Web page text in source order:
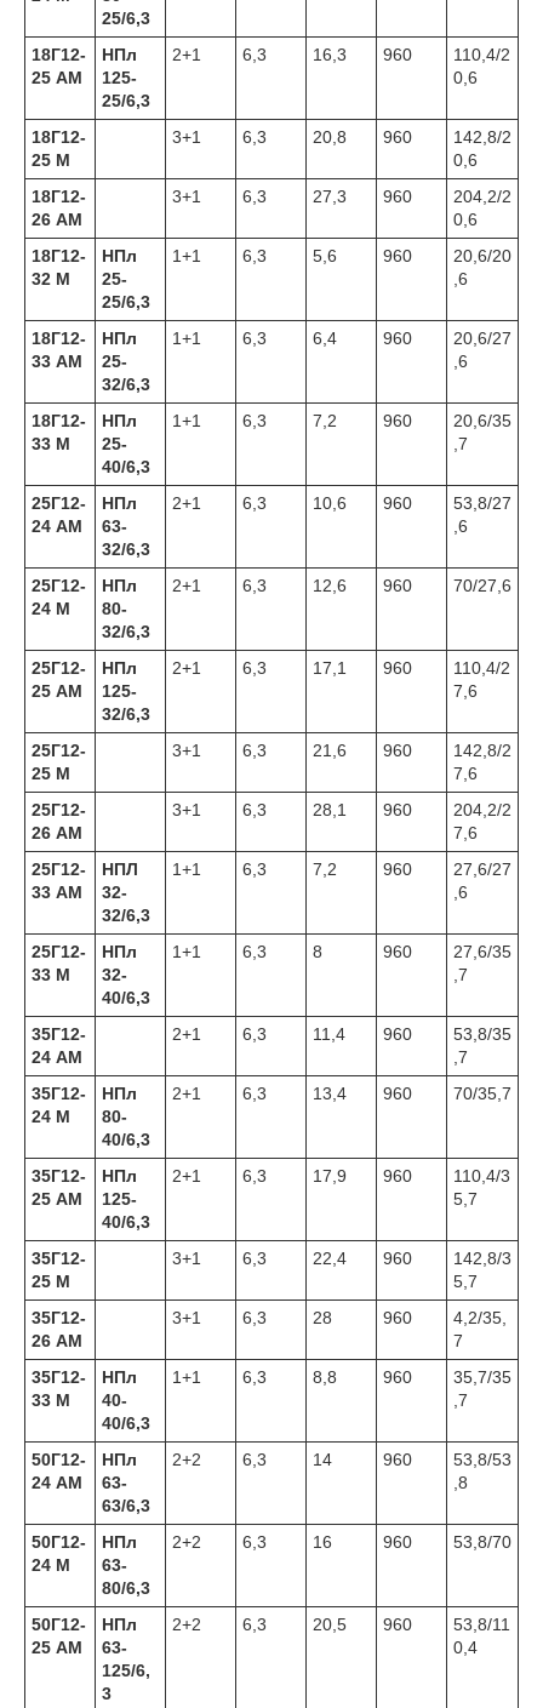
25/6,3
18Г12-
25 АМ
НПл
125-
25/6,3
2+1 6,3 16,3 960
110,4/2
0,6
18Г12-
25 М
3+1 6,3 20,8 960
142,8/2
0,6
18Г12-
26 АМ
3+1 6,3 27,3 960
204,2/2
0,6
18Г12-
32 М
НПл
25-
25/6,3
1+1 6,3 5,6 960
20,6/20
,6
18Г12-
33 АМ
НПл
25-
32/6,3
1+1 6,3 6,4 960
20,6/27
,6
18Г12-
33 М
НПл
25-
40/6,3
1+1 6,3 7,2 960
20,6/35
,7
25Г12-
24 АМ
НПл
63-
32/6,3
2+1 6,3 10,6 960
53,8/27
,6
25Г12-
24 М
НПл
80-
32/6,3
2+1 6,3 12,6 960 70/27,6
25Г12-
25 АМ
НПл
125-
32/6,3
2+1 6,3 17,1 960
110,4/2
7,6
25Г12-
25 М
3+1 6,3 21,6 960
142,8/2
7,6
25Г12-
26 АМ
3+1 6,3 28,1 960
204,2/2
7,6
25Г12-
33 АМ
НПЛ
32-
32/6,3
1+1 6,3 7,2 960
27,6/27
,6
25Г12-
33 М
НПл
32-
40/6,3
1+1 6,3 8 960
27,6/35
,7
35Г12-
24 АМ
2+1 6,3 11,4 960
53,8/35
,7
35Г12-
24 М
НПл
80-
40/6,3
2+1 6,3 13,4 960 70/35,7
35Г12-
25 АМ
НПл
125-
40/6,3
2+1 6,3 17,9 960
110,4/3
5,7
35Г12-
25 М
3+1 6,3 22,4 960
142,8/3
5,7
35Г12-
26 АМ
3+1 6,3 28 960
4,2/35,
7
35Г12-
33 М
НПл
40-
40/6,3
1+1 6,3 8,8 960
35,7/35
,7
50Г12-
24 АМ
НПл
63-
63/6,3
2+2 6,3 14 960
53,8/53
,8
50Г12-
24 М
НПл
63-
80/6,3
2+2 6,3 16 960 53,8/70
50Г12-
25 АМ
НПл
63-
125/6,
3
2+2 6,3 20,5 960
53,8/11
0,4